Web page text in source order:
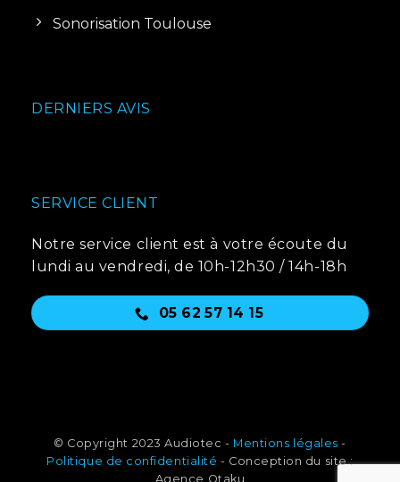
Sonorisation Toulouse
DERNIERS AVIS
SERVICE CLIENT
Notre service client est à votre écoute du
lundi au vendredi, de 10h-12h30 / 14h-18h
05 62 57 14 15
© Copyright 2023 Audiotec - Mentions légales -
Politique de confidentialité - Conception du site :
Agence Otaku